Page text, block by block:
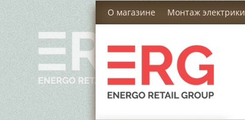
О магазине Монтаж электрики